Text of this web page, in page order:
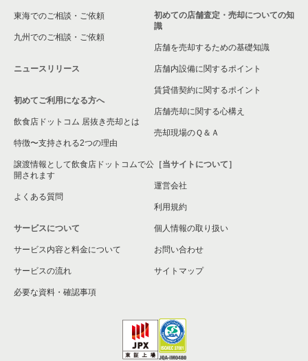
千葉県の洋食の居抜き売却物件の案件一覧
千葉県のその他の居抜き売却物件の案件一覧
東海でのご相談・ご依頼
九州でのご相談・ご依頼
ニュースリリース
初めてご利用になる方へ
飲食店ドットコム 居抜き売却とは
特徴〜支持される2つの理由
譲渡情報として飲食店ドットコムで公
開されます
よくある質問
サービスについて
サービス内容と料金について
サービスの流れ
必要な資料・確認事項
初めての店舗査定・売却についての知
識
店舗を売却するための基礎知識
店舗内設備に関するポイント
賃貸借契約に関するポイント
店舗売却に関する心構え
売却現場のＱ＆Ａ
［当サイトについて］
運営会社
利用規約
個人情報の取り扱い
お問い合わせ
サイトマップ